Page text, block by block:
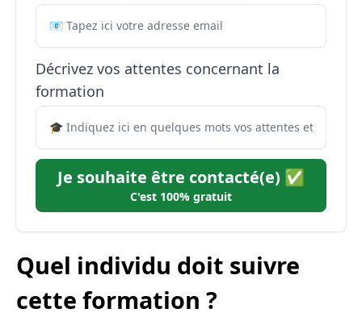
Décrivez vos attentes concernant la
formation
Je souhaite être contacté(e) ✅
C'est 100% gratuit
Quel individu doit suivre
cette formation ?